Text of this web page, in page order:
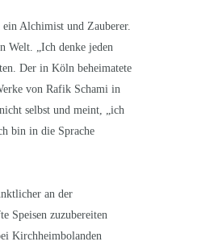
Alchimist und Zauberer.
Welt. „Ich denke jeden
Der in Köln beheimatete
von Rafik Schami in
selbst und meint, „ich
bin in die Sprache
an der
Speisen zuzubereiten
Kirchheimbolanden